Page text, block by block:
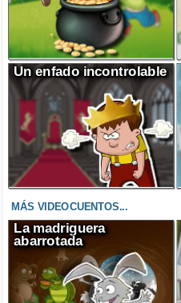
Un enfado incontrolable
MÁS VIDEOCUENTOS...
La madriguera
abarrotada